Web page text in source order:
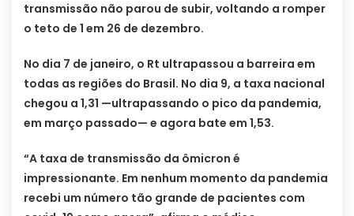
transmissão não parou de subir, voltando a romper
o teto de 1 em 26 de dezembro.
No dia 7 de janeiro, o Rt ultrapassou a barreira em
todas as regiões do Brasil. No dia 9, a taxa nacional
chegou a 1,31 —ultrapassando o pico da pandemia,
em março passado— e agora bate em 1,53.
“A taxa de transmissão da ômicron é
impressionante. Em nenhum momento da pandemia
recebi um número tão grande de pacientes com